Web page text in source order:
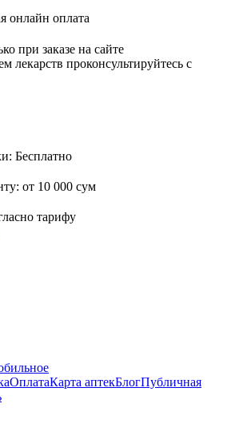
онлайн оплата
при заказе на сайте
лекарств проконсультируйтесь с
Бесплатно
от 10 000 сум
тарифу
ОплатаКарта аптекБлогПубличная